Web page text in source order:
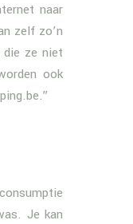
naar
zelf zo’n
die ze niet
ook
Je kan